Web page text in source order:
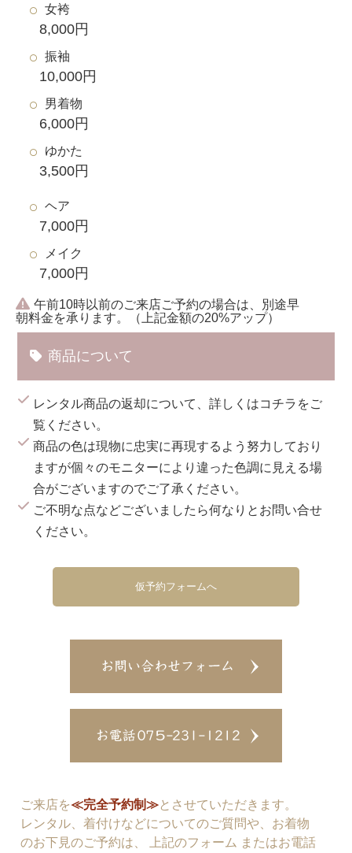
女袴
8,000円
振袖
10,000円
男着物
6,000円
ゆかた
3,500円
ヘア
7,000円
メイク
7,000円
午前10時以前のご来店ご予約の場合は、別途早
朝料金を承ります。（上記金額の20%アップ）
商品について
レンタル商品の返却について、詳しくはコチラ をご
覧ください。
商品の色は現物に忠実に再現するよう努力しており
ますが個々のモニターにより違った色調に見える場
合がございますのでご了承ください。
ご不明な点などございましたら何なりとお問い合せ
ください。
仮予約フォームへ
ご来店を≪完全予約制≫とさせていただきます。
レンタル、着付けなどについてのご質問や、お着物
のお下見のご予約は、 上記のフォーム またはお電話